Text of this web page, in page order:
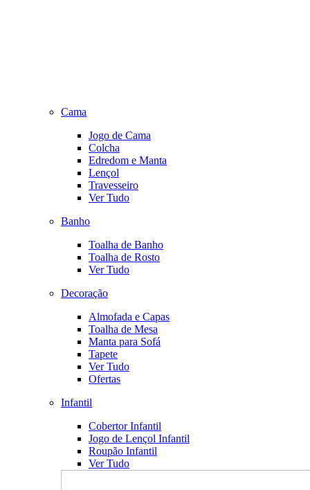
Cama
Jogo de Cama
Colcha
Edredom e Manta
Lençol
Travesseiro
Ver Tudo
Banho
Toalha de Banho
Toalha de Rosto
Ver Tudo
Decoração
Almofada e Capas
Toalha de Mesa
Manta para Sofá
Tapete
Ver Tudo
Ofertas
Infantil
Cobertor Infantil
Jogo de Lençol Infantil
Roupão Infantil
Ver Tudo